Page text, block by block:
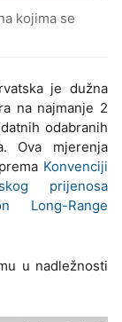
kojima se
je dužna
na najmanje 2
odabranih
Ova mjerenja
Konvenciji
prijenosa
Long-Range
u nadležnosti